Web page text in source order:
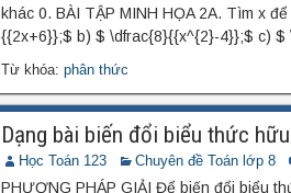
khác 0. BÀI TẬP MINH HỌA 2A. Tìm x
{{2x+6}};$ b) $ \dfrac{8}{{x^{2}-4}};$ c)
Từ khóa: phân thức
Dạng bài biến đổi biểu thức
Học Toán 123 Chuyên đề Toán lớp 8
PHƯƠNG PHÁP GIẢI Để biến đổi biểu